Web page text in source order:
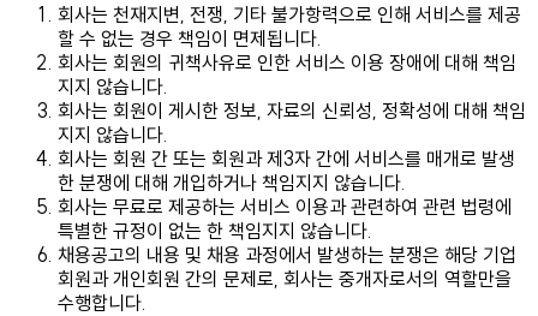
회사는 천재지변, 전쟁, 기타 불가항력으로 인해 서비스를 제공
할 수 없는 경우 책임이 면제됩니다.
회사는 회원의 귀책사유로 인한 서비스 이용 장애에 대해 책임
지지 않습니다.
회사는 회원이 게시한 정보, 자료의 신뢰성, 정확성에 대해 책임
지지 않습니다.
회사는 회원 간 또는 회원과 제3자 간에 서비스를 매개로 발생
한 분쟁에 대해 개입하거나 책임지지 않습니다.
회사는 무료로 제공하는 서비스 이용과 관련하여 관련 법령에
특별한 규정이 없는 한 책임지지 않습니다.
채용공고의 내용 및 채용 과정에서 발생하는 분쟁은 해당 기업
회원과 개인회원 간의 문제로, 회사는 중개자로서의 역할만을
수행합니다.